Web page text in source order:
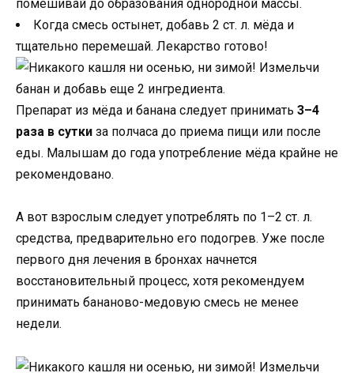
помешивай до образования однородной массы.
Когда смесь остынет, добавь 2 ст. л. мёда и
тщательно перемешай. Лекарство готово!
Препарат из мёда и банана следует принимать 3–4
раза в сутки за полчаса до приема пищи или после
еды. Малышам до года употребление мёда крайне не
рекомендовано.
А вот взрослым следует употреблять по 1–2 ст. л.
средства, предварительно его подогрев. Уже после
первого дня лечения в бронхах начнется
восстановительный процесс, хотя рекомендуем
принимать бананово-медовую смесь не менее
недели.